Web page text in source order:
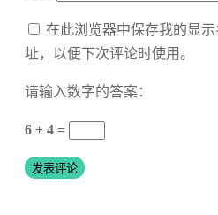
在此浏览器中保存我的显
址，以便下次评论时使用。
请输入数字的答案：
6 + 4 =